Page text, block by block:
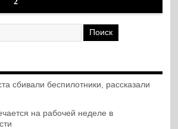
сбивали беспилотники, рассказали
на рабочей неделе в